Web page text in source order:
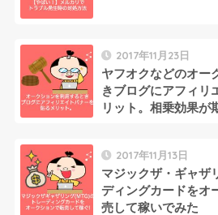
2017年11月23日
ヤフオクなどのオー
きブログにアフィリ
リット。相乗効果が
2017年11月13日
マジックザ・ギャザ
ディングカードをオ
売して稼いでみた